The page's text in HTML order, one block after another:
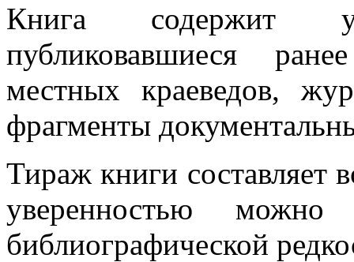
Книга содержит
публиковавшиеся
местных краеведов,
фрагменты
Тираж книги составляет
уверенностью
библиографической